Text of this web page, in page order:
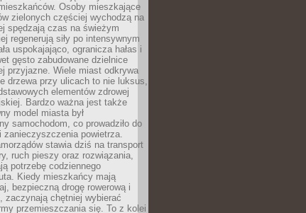
Osoby mieszkające
zielonych częściej wychodzą na
spędzają czas na świeżym
regenerują siły po intensywnym
uspokajająco, ogranicza hałas i
gęsto zabudowane dzielnice
przyjazne. Wiele miast odkrywa
drzewa przy ulicach to nie luksus,
elementów zdrowej
Bardzo ważna jest także
model miasta był
samochodom, co prowadziło do
zanieczyszczenia powietrza.
stawia dziś na transport
ruch pieszy oraz rozwiązania,
potrzebę codziennego
Kiedy mieszkańcy mają
bezpieczną drogę rowerową i
zaczynają chętniej wybierać
przemieszczania się. To z kolei